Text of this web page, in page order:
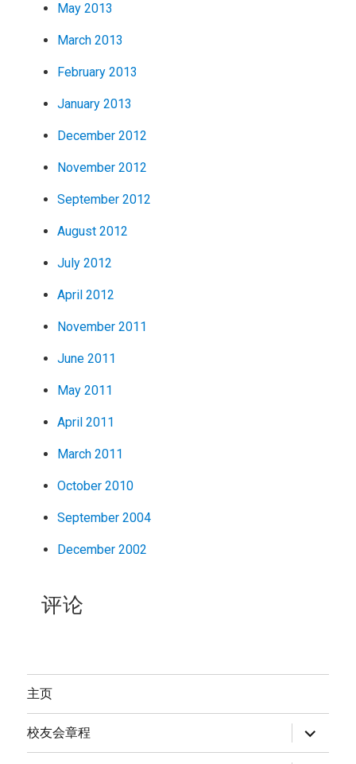
May 2013
March 2013
February 2013
January 2013
December 2012
November 2012
September 2012
August 2012
July 2012
April 2012
November 2011
June 2011
May 2011
April 2011
March 2011
October 2010
September 2004
December 2002
评论
主页
校友会章程
expand
child
menu